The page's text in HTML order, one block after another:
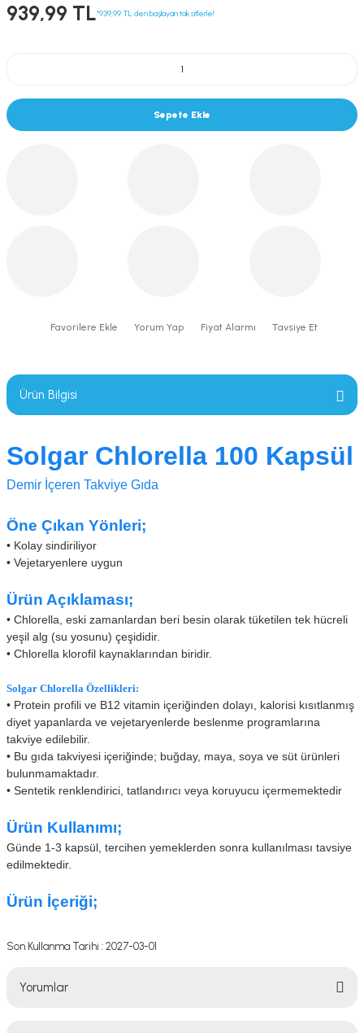
939,99 TL*939,99 TL den başlayan taksitlerle!
Sepete Ekle
Yorum Yap Fiyat Alarmı Tavsiye Et
Ürün Bilgisi
Solgar Chlorella 100 Kapsül
Demir İçeren Takviye Gıda
Öne Çıkan Yönleri;
• Kolay sindiriliyor
• Vejetaryenlere uygun
Ürün Açıklaması;
• Chlorella, eski zamanlardan beri besin olarak tüketilen tek hücreli
yeşil alg (su yosunu) çeşididir.
• Chlorella klorofil kaynaklarından biridir.
Solgar Chlorella Özellikleri:
• Protein profili ve B12 vitamin içeriğinden dolayı, kalorisi kısıtlanmış
diyet yapanlarda ve vejetaryenlerde beslenme programlarına
takviye edilebilir.
• Bu gıda takviyesi içeriğinde; buğday, maya, soya ve süt ürünleri
bulunmamaktadır.
• Sentetik renklendirici, tatlandırıcı veya koruyucu içermemektedir
Ürün Kullanımı;
Günde 1-3 kapsül, tercihen yemeklerden sonra kullanılması tavsiye
edilmektedir.
Ürün İçeriği;
Son Kullanma Tarihi : 2027-03-01
Yorumlar